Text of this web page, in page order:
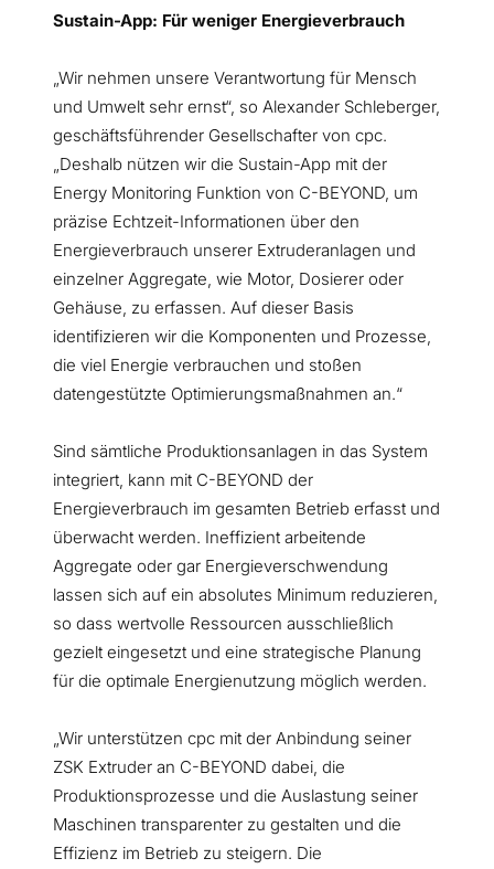
Sustain-App: Für weniger Energieverbrauch
„Wir nehmen unsere Verantwortung für Mensch
und Umwelt sehr ernst“, so Alexander Schleberger,
geschäftsführender Gesellschafter von cpc.
„Deshalb nützen wir die Sustain-App mit der
Energy Monitoring Funktion von C-BEYOND, um
präzise Echtzeit-Informationen über den
Energieverbrauch unserer Extruderanlagen und
einzelner Aggregate, wie Motor, Dosierer oder
Gehäuse, zu erfassen. Auf dieser Basis
identifizieren wir die Komponenten und Prozesse,
die viel Energie verbrauchen und stoßen
datengestützte Optimierungsmaßnahmen an.“
Sind sämtliche Produktionsanlagen in das System
integriert, kann mit C-BEYOND der
Energieverbrauch im gesamten Betrieb erfasst und
überwacht werden. Ineffizient arbeitende
Aggregate oder gar Energieverschwendung
lassen sich auf ein absolutes Minimum reduzieren,
so dass wertvolle Ressourcen ausschließlich
gezielt eingesetzt und eine strategische Planung
für die optimale Energienutzung möglich werden.
„Wir unterstützen cpc mit der Anbindung seiner
ZSK Extruder an C-BEYOND dabei, die
Produktionsprozesse und die Auslastung seiner
Maschinen transparenter zu gestalten und die
Effizienz im Betrieb zu steigern. Die